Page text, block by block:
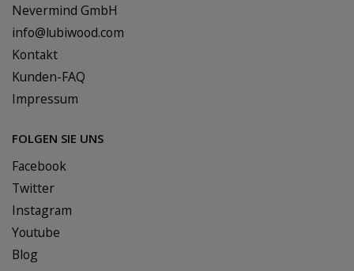
Nevermind GmbH
info@lubiwood.com
Kontakt
Kunden-FAQ
Impressum
FOLGEN SIE UNS
Facebook
Twitter
Instagram
Youtube
Blog